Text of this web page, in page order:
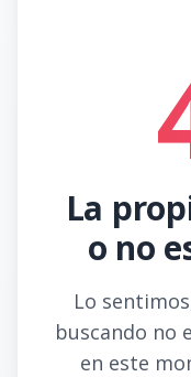
La
o no
Lo
buscando no
en este